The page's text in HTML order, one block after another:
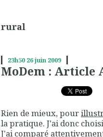
rural
23h50 26juin 2009
MoDem : Article
Rien de mieux, pour
la pratique. J'ai donc
J'ai comparé